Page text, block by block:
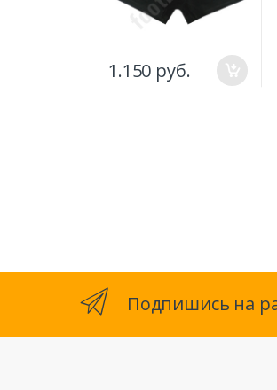
1.150 руб.
Подпишись на